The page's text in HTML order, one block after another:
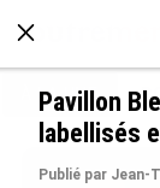
À LA UNE
Pavillon
labellisés
Publié par Jean-